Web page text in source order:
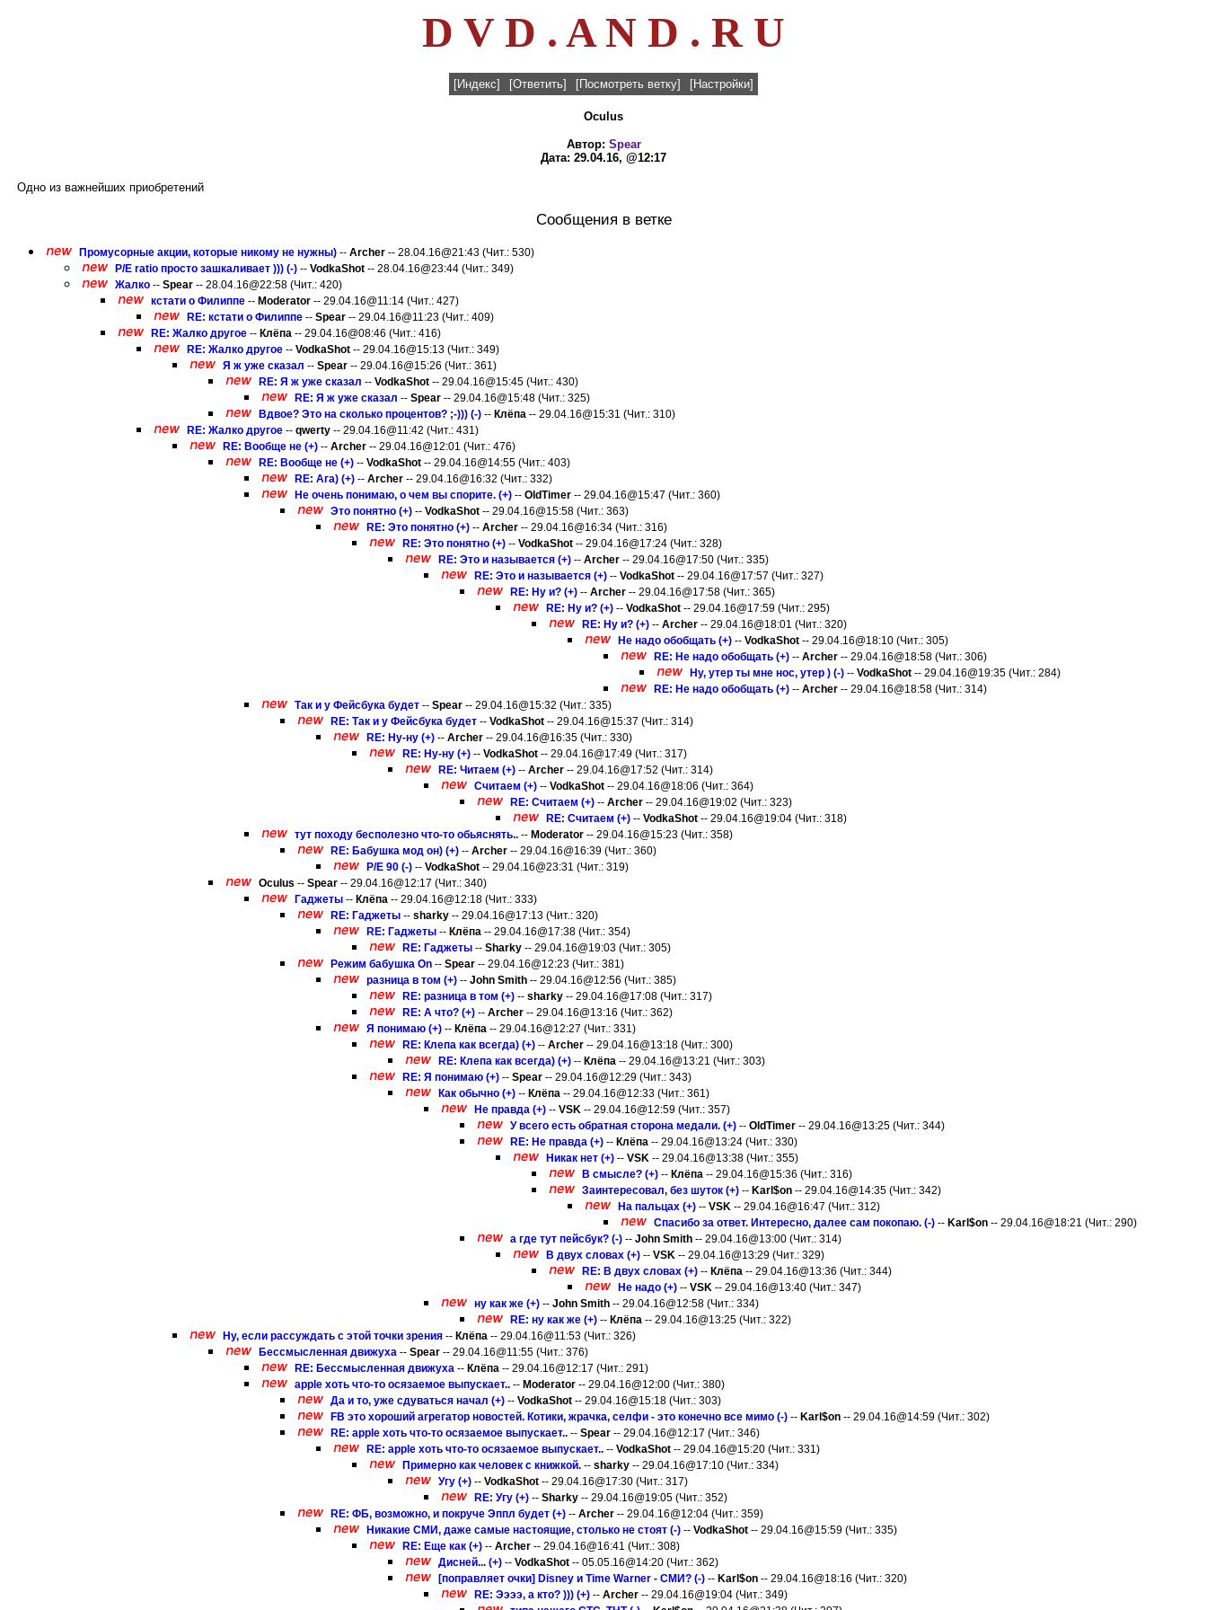
D V D . A N D . R U
[Индекс] [Ответить] [Посмотреть ветку] [Настройки]
Oculus
Автор: Spear
Дата: 29.04.16, @12:17
Одно из важнейших приобретений
Сообщения в ветке
Промусорные акции, которые никому не нужны) -- Archer -- 28.04.16@21:43 (Чит.: 530)
P/E ratio просто зашкаливает ))) (-) -- VodkaShot -- 28.04.16@23:44 (Чит.: 349)
Жалко -- Spear -- 28.04.16@22:58 (Чит.: 420)
кстати о Филиппе -- Moderator -- 29.04.16@11:14 (Чит.: 427)
RE: кстати о Филиппе -- Spear -- 29.04.16@11:23 (Чит.: 409)
RE: Жалко другое -- Клёпа -- 29.04.16@08:46 (Чит.: 416)
RE: Жалко другое -- VodkaShot -- 29.04.16@15:13 (Чит.: 349)
Я ж уже сказал -- Spear -- 29.04.16@15:26 (Чит.: 361)
RE: Я ж уже сказал -- VodkaShot -- 29.04.16@15:45 (Чит.: 430)
RE: Я ж уже сказал -- Spear -- 29.04.16@15:48 (Чит.: 325)
Вдвое? Это на сколько процентов? ;-))) (-) -- Клёпа -- 29.04.16@15:31 (Чит.: 310)
RE: Жалко другое -- qwerty -- 29.04.16@11:42 (Чит.: 431)
RE: Вообще не (+) -- Archer -- 29.04.16@12:01 (Чит.: 476)
RE: Вообще не (+) -- VodkaShot -- 29.04.16@14:55 (Чит.: 403)
RE: Ага) (+) -- Archer -- 29.04.16@16:32 (Чит.: 332)
Не очень понимаю, о чем вы спорите. (+) -- OldTimer -- 29.04.16@15:47 (Чит.: 360)
Это понятно (+) -- VodkaShot -- 29.04.16@15:58 (Чит.: 363)
RE: Это понятно (+) -- Archer -- 29.04.16@16:34 (Чит.: 316)
RE: Это понятно (+) -- VodkaShot -- 29.04.16@17:24 (Чит.: 328)
RE: Это и называется (+) -- Archer -- 29.04.16@17:50 (Чит.: 335)
RE: Это и называется (+) -- VodkaShot -- 29.04.16@17:57 (Чит.: 327)
RE: Ну и? (+) -- Archer -- 29.04.16@17:58 (Чит.: 365)
RE: Ну и? (+) -- VodkaShot -- 29.04.16@17:59 (Чит.: 295)
RE: Ну и? (+) -- Archer -- 29.04.16@18:01 (Чит.: 320)
Не надо обобщать (+) -- VodkaShot -- 29.04.16@18:10 (Чит.: 305)
RE: Не надо обобщать (+) -- Archer -- 29.04.16@18:58 (Чит.: 306)
Ну, утер ты мне нос, утер ) (-) -- VodkaShot -- 29.04.16@19:35 (Чит.: 284)
RE: Не надо обобщать (+) -- Archer -- 29.04.16@18:58 (Чит.: 314)
Так и у Фейсбука будет -- Spear -- 29.04.16@15:32 (Чит.: 335)
RE: Так и у Фейсбука будет -- VodkaShot -- 29.04.16@15:37 (Чит.: 314)
RE: Ну-ну (+) -- Archer -- 29.04.16@16:35 (Чит.: 330)
RE: Ну-ну (+) -- VodkaShot -- 29.04.16@17:49 (Чит.: 317)
RE: Читаем (+) -- Archer -- 29.04.16@17:52 (Чит.: 314)
Считаем (+) -- VodkaShot -- 29.04.16@18:06 (Чит.: 364)
RE: Считаем (+) -- Archer -- 29.04.16@19:02 (Чит.: 323)
RE: Считаем (+) -- VodkaShot -- 29.04.16@19:04 (Чит.: 318)
тут походу бесполезно что-то обьяснять.. -- Moderator -- 29.04.16@15:23 (Чит.: 358)
RE: Бабушка мод он) (+) -- Archer -- 29.04.16@16:39 (Чит.: 360)
P/E 90 (-) -- VodkaShot -- 29.04.16@23:31 (Чит.: 319)
Oculus -- Spear -- 29.04.16@12:17 (Чит.: 340)
Гаджеты -- Клёпа -- 29.04.16@12:18 (Чит.: 333)
RE: Гаджеты -- sharky -- 29.04.16@17:13 (Чит.: 320)
RE: Гаджеты -- Клёпа -- 29.04.16@17:38 (Чит.: 354)
RE: Гаджеты -- Sharky -- 29.04.16@19:03 (Чит.: 305)
Режим бабушка On -- Spear -- 29.04.16@12:23 (Чит.: 381)
разница в том (+) -- John Smith -- 29.04.16@12:56 (Чит.: 385)
RE: разница в том (+) -- sharky -- 29.04.16@17:08 (Чит.: 317)
RE: А что? (+) -- Archer -- 29.04.16@13:16 (Чит.: 362)
Я понимаю (+) -- Клёпа -- 29.04.16@12:27 (Чит.: 331)
RE: Клепа как всегда) (+) -- Archer -- 29.04.16@13:18 (Чит.: 300)
RE: Клепа как всегда) (+) -- Клёпа -- 29.04.16@13:21 (Чит.: 303)
RE: Я понимаю (+) -- Spear -- 29.04.16@12:29 (Чит.: 343)
Как обычно (+) -- Клёпа -- 29.04.16@12:33 (Чит.: 361)
Не правда (+) -- VSK -- 29.04.16@12:59 (Чит.: 357)
У всего есть обратная сторона медали. (+) -- OldTimer -- 29.04.16@13:25 (Чит.: 344)
RE: Не правда (+) -- Клёпа -- 29.04.16@13:24 (Чит.: 330)
Никак нет (+) -- VSK -- 29.04.16@13:38 (Чит.: 355)
В смысле? (+) -- Клёпа -- 29.04.16@15:36 (Чит.: 316)
Заинтересовал, без шуток (+) -- Karl$on -- 29.04.16@14:35 (Чит.: 342)
На пальцах (+) -- VSK -- 29.04.16@16:47 (Чит.: 312)
Спасибо за ответ. Интересно, далее сам покопаю. (-) -- Karl$on -- 29.04.16@18:21 (Чит.: 290)
а где тут пейсбук? (-) -- John Smith -- 29.04.16@13:00 (Чит.: 314)
В двух словах (+) -- VSK -- 29.04.16@13:29 (Чит.: 329)
RE: В двух словах (+) -- Клёпа -- 29.04.16@13:36 (Чит.: 344)
Не надо (+) -- VSK -- 29.04.16@13:40 (Чит.: 347)
ну как же (+) -- John Smith -- 29.04.16@12:58 (Чит.: 334)
RE: ну как же (+) -- Клёпа -- 29.04.16@13:25 (Чит.: 322)
Ну, если рассуждать с этой точки зрения -- Клёпа -- 29.04.16@11:53 (Чит.: 326)
Бессмысленная движуха -- Spear -- 29.04.16@11:55 (Чит.: 376)
RE: Бессмысленная движуха -- Клёпа -- 29.04.16@12:17 (Чит.: 291)
apple хоть что-то осязаемое выпускает.. -- Moderator -- 29.04.16@12:00 (Чит.: 380)
Да и то, уже сдуваться начал (+) -- VodkaShot -- 29.04.16@15:18 (Чит.: 303)
FB это хороший агрегатор новостей. Котики, жрачка, селфи - это конечно все мимо (-) -- Karl$on -- 29.04.16@14:59 (Чит.: 302)
RE: apple хоть что-то осязаемое выпускает.. -- Spear -- 29.04.16@12:17 (Чит.: 346)
RE: apple хоть что-то осязаемое выпускает.. -- VodkaShot -- 29.04.16@15:20 (Чит.: 331)
Примерно как человек с книжкой. -- sharky -- 29.04.16@17:10 (Чит.: 334)
Угу (+) -- VodkaShot -- 29.04.16@17:30 (Чит.: 317)
RE: Угу (+) -- Sharky -- 29.04.16@19:05 (Чит.: 352)
RE: ФБ, возможно, и покруче Эппл будет (+) -- Archer -- 29.04.16@12:04 (Чит.: 359)
Никакие СМИ, даже самые настоящие, столько не стоят (-) -- VodkaShot -- 29.04.16@15:59 (Чит.: 335)
RE: Еще как (+) -- Archer -- 29.04.16@16:41 (Чит.: 308)
Дисней... (+) -- VodkaShot -- 05.05.16@14:20 (Чит.: 362)
[поправляет очки] Disney и Time Warner - СМИ? (-) -- Karl$on -- 29.04.16@18:16 (Чит.: 320)
RE: Ээээ, а кто? ))) (+) -- Archer -- 29.04.16@19:04 (Чит.: 349)